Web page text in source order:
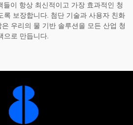
들이 항상 최신적이고 가장 효과적인 청
록 보장합니다. 첨단 기술과 사용자 친화
우리의 물 기반 솔루션을 모든 산업 청
으로 만듭니다.